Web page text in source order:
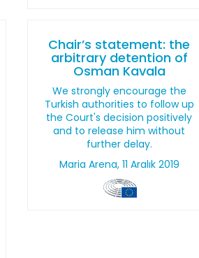
Chair’s statement: the
arbitrary detention of
Osman Kavala
We strongly encourage the
Turkish authorities to follow up
the Court's decision positively
and to release him without
further delay.
Maria Arena, 11 Aralık 2019